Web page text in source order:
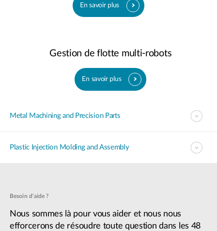
En savoir plus
Gestion de flotte multi-robots
En savoir plus
Metal Machining and Precision Parts
Plastic Injection Molding and Assembly
Besoin d'aide ?
Nous sommes là pour vous aider et nous nous
efforcerons de résoudre toute question dans les 48